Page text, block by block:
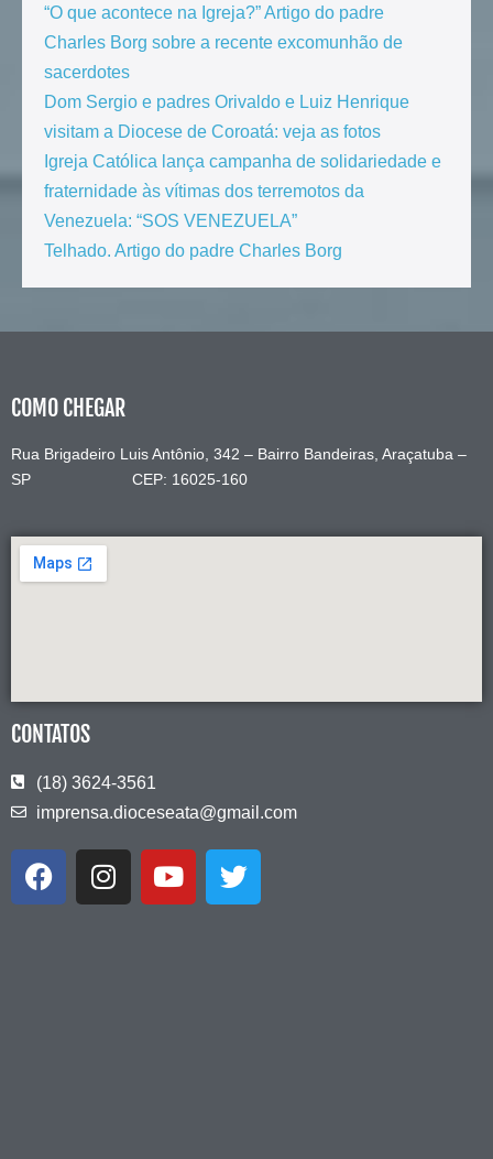
“O que acontece na Igreja?” Artigo do padre
Charles Borg sobre a recente excomunhão de
sacerdotes
Dom Sergio e padres Orivaldo e Luiz Henrique
visitam a Diocese de Coroatá: veja as fotos
Igreja Católica lança campanha de solidariedade e
fraternidade às vítimas dos terremotos da
Venezuela: “SOS VENEZUELA”
Telhado. Artigo do padre Charles Borg
COMO CHEGAR
Rua Brigadeiro Luis Antônio, 342 – Bairro Bandeiras, Araçatuba –
SP CEP: 16025-160
CONTATOS
(18) 3624-3561
imprensa.dioceseata@gmail.com